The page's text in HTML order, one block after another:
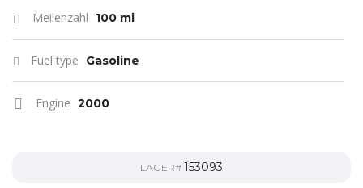
Meilenzahl 100 mi
Fuel type Gasoline
Engine 2000
LAGER# 153093